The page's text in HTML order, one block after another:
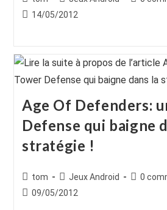
de
category:
Publication
14/05/2012
Age Of Defenders:
Defense qui baigne
stratégie !
Auteur/autrice
de
tom
Post
category:
Jeux Android
0
Publication
09/05/2012